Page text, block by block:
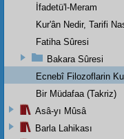
İfadetü'l-Meram
Kur'ân Nedir, Tarifi
Fatiha Sûresi
Bakara Sûresi
Ecnebî Filozoflarin
Bir Müdafaa (Takriz)
Asâ-yı Mûsâ
Barla Lahikası